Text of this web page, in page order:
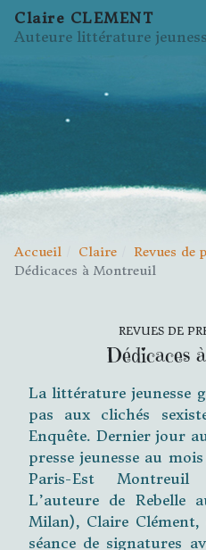
Claire CLEMENT
Auteure littérature
Accueil Claire
Revues de
Dédicaces à Montreuil
REVUES DE
Dédicaces
La littérature jeunesse
pas aux clichés
Enquête. Dernier jour
presse jeunesse au
Paris-Est
L’auteure de Rebelle
Milan), Claire
séance de signatures